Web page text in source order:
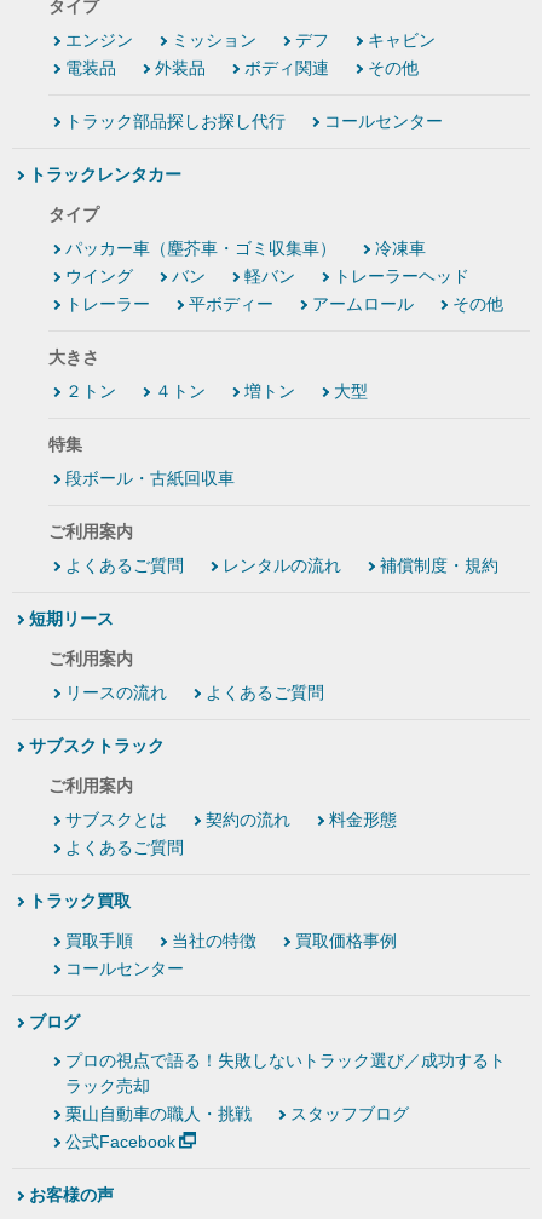
タイプ
エンジン
ミッション デフ
キャビン
電装品
外装品 ボディ関連 その他
トラック部品探しお探し代行 コールセンター
トラックレンタカー
タイプ
パッカー車（塵芥車・ゴミ収集車）
冷凍車
ウイング
バン 軽バン
トレーラーヘッド
トレーラー
平ボディー アームロール その他
大きさ
２トン
４トン 増トン 大型
特集
段ボール・古紙回収車
ご利用案内
よくあるご質問
レンタルの流れ 補償制度・規約
短期リース
ご利用案内
リースの流れ
よくあるご質問
サブスクトラック
ご利用案内
サブスクとは
契約の流れ
料金形態
よくあるご質問
トラック買取
買取手順 当社の特徴
買取価格事例
コールセンター
ブログ
プロの視点で語る！失敗しないトラック選び／成功するト
ラック売却
栗山自動車の職人・挑戦
スタッフブログ
公式Facebook
お客様の声